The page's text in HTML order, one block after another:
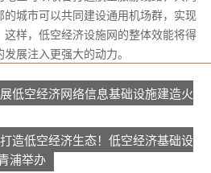
城市可以共同建设通用机场群，实现
样，低空经济设施网的整体效能将得
展注入更强大的动力。
低空经济网络信息基础设施建造火
造低空经济生态！低空经济基础设
浦举办